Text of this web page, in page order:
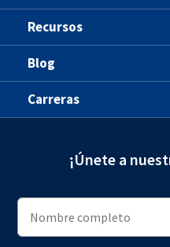
Recursos
Blog
Carreras
¡Únete a